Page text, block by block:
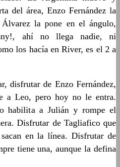
del área, Enzo Fernández la
la pone en el ángulo,
ahí no llega nadie, ni
los hacía en River, es el 2 a
disfrutar de Enzo Fernández,
a Leo, pero hoy no le entra.
habilita a Julián y rompe el
Disfrutar de Tagliafico que
en la línea. Disfrutar de
tiene una, aunque la defina